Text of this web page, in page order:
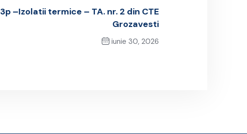
–Izolatii termice – TA. nr. 2 din CTE
Grozavesti
iunie 30, 2026